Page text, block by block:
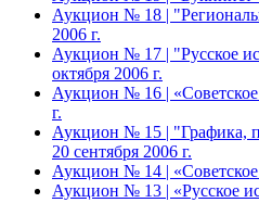
Аукцион № 18 |
2006 г.
Аукцион № 17 | "Русское
октября 2006 г.
Аукцион № 16 | «Советское
г.
Аукцион № 15 | "Графика,
20 сентября 2006 г.
Аукцион № 14 | «Советское
Аукцион № 13 | «Русское